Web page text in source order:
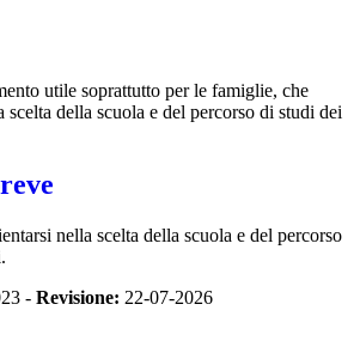
utile soprattutto per le famiglie, che
scelta della scuola e del percorso di studi dei
nella scelta della scuola e del percorso
- Revisione: 22-07-2026